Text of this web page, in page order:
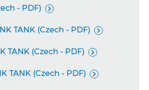
- PDF) 
TANK (Czech - PDF) 
TANK (Czech - PDF) 
TANK (Czech - PDF) 